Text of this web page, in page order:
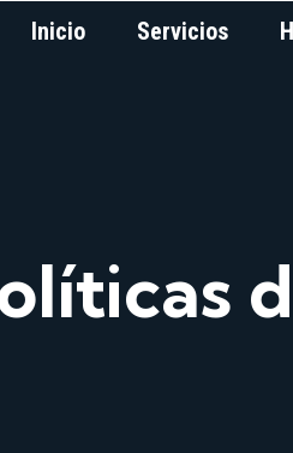
Inicio Servicios